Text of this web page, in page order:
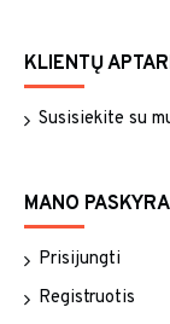
KLIENTŲ
Susisiekite su
MANO PASKYRA
Prisijungti
Registruotis